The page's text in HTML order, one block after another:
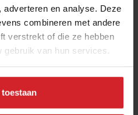
en analyse. Deze
combineren met andere
verstrekt of die ze hebben
van hun services.
9 oktober 2017 | 2:25